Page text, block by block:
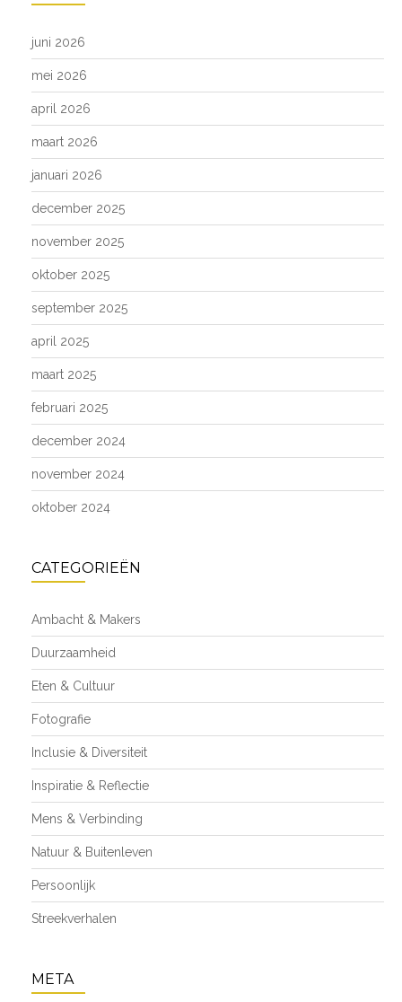
juni 2026
mei 2026
april 2026
maart 2026
januari 2026
december 2025
november 2025
oktober 2025
september 2025
april 2025
maart 2025
februari 2025
december 2024
november 2024
oktober 2024
CATEGORIEËN
Ambacht & Makers
Duurzaamheid
Eten & Cultuur
Fotografie
Inclusie & Diversiteit
Inspiratie & Reflectie
Mens & Verbinding
Natuur & Buitenleven
Persoonlijk
Streekverhalen
META